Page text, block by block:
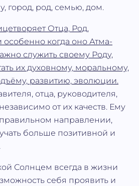
город, род, семью, дом.
Отца, Род,
когда оно Атма‐
служить своему Роду,
их духовному, моральному,
развитию, эволюции.
отца, руководителя,
от их качеств. Ему
правильном направлении,
больше позитивной и
Солнцем всегда в жизни
себя проявить и